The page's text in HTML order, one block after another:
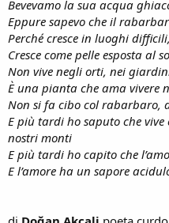
Bevevamo la sua acqua
Eppure sapevo che il
Perché cresce in luoghi
Cresce come pelle esposta al
Non vive negli orti, nei
È una pianta che ama vivere
Non si fa cibo col rabarbaro,
E più tardi ho saputo che
nostri monti
E più tardi ho capito che
E l’amore ha un sapore